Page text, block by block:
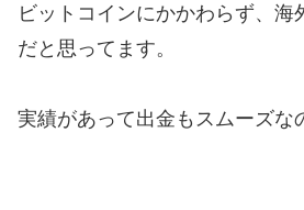
ビットコインにかかわらず、海
だと思ってます。
実績があって出金もスムーズな